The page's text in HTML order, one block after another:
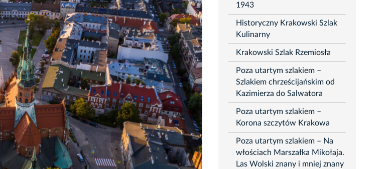
1943
Historyczny Krakowski Szlak
Kulinarny
Krakowski Szlak Rzemiosła
Poza utartym szlakiem –
Szlakiem chrześcijańskim od
Kazimierza do Salwatora
Poza utartym szlakiem –
Korona szczytów Krakowa
Poza utartym szlakiem – Na
włościach Marszałka Mikołaja.
Las Wolski znany i mniej znany